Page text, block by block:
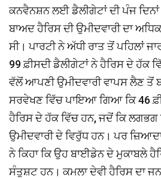
ਕਨਵੈਨਸ਼ਨ ਲਈ ਡੈਲੀਗੇਟਾਂ ਦੀ ਪੰਜ
ਬਾਅਦ ਹੈਰਿਸ ਦੀ ਉਮੀਦਵਾਰੀ ਦਾ
ਸੀ। ਪਾਰਟੀ ਨੇ ਅੱਧੀ ਰਾਤ ਤੋਂ ਪਹਿਲਾਂ
99 ਫ਼ੀਸਦੀ ਡੈਲੀਗੇਟਾਂ ਨੇ ਹੈਰਿਸ ਦੇ ਹੱਕ
ਵੱਲੋਂ ਆਪਣੀ ਉਮੀਦਵਾਰੀ ਵਾਪਸ ਲੈਣ ਤੋਂ
ਸਰਵੇਖਣ ਵਿੱਚ ਪਾਇਆ ਗਿਆ ਕਿ 46
ਹੈਰਿਸ ਦੇ ਹੱਕ ਵਿੱਚ ਹਨ, ਜਦੋਂ ਕਿ
ਉਮੀਦਵਾਰੀ ਦੇ ਵਿਰੁੱਧ ਹਨ। ਪਰ
ਨੇ ਕਿਹਾ ਕਿ ਉਹ ਬਾਈਡੇਨ ਦੇ ਮੁਕਾਬਲੇ
ਸੰਤੁਸ਼ਟ ਹਨ। ਕਮਲਾ ਦੇਵੀ ਹੈਰਿਸ ਦਾ